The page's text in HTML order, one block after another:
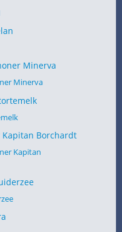
Minerva
Kapitan